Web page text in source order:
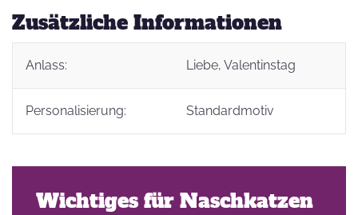
Zusätzliche Informationen
Anlass: Liebe, Valentinstag
Personalisierung: Standardmotiv
Wichtiges für Naschkatzen